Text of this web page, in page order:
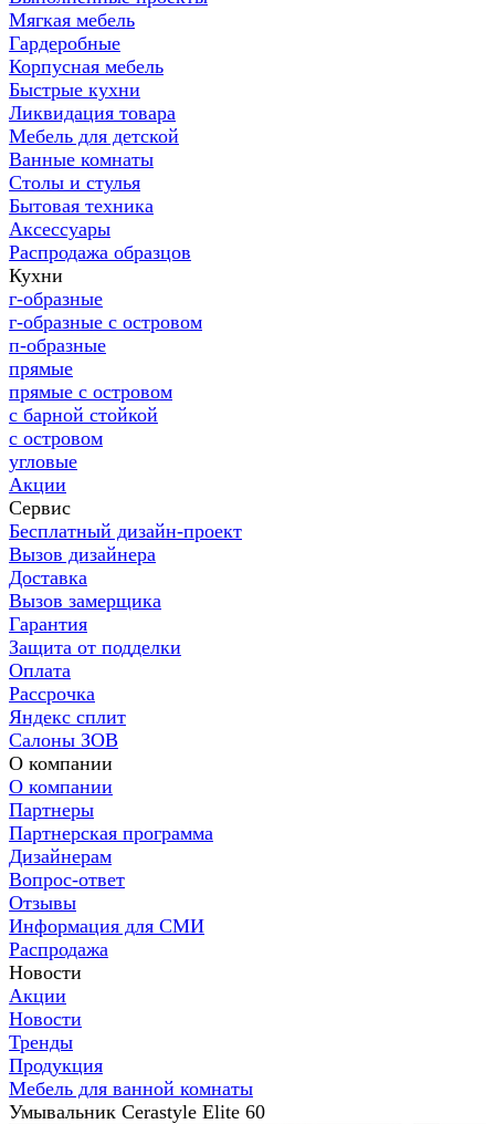
Мягкая мебель
Гардеробные
Корпусная мебель
Быстрые кухни
Ликвидация товара
Мебель для детской
Ванные комнаты
Столы и стулья
Бытовая техника
Аксессуары
Распродажа образцов
Кухни
г-образные
г-образные с островом
п-образные
прямые
прямые с островом
с барной стойкой
с островом
угловые
Акции
Сервис
Бесплатный дизайн-проект
Вызов дизайнера
Доставка
Вызов замерщика
Гарантия
Защита от подделки
Оплата
Рассрочка
Яндекс сплит
Салоны ЗОВ
О компании
О компании
Партнеры
Партнерская программа
Дизайнерам
Вопрос-ответ
Отзывы
Информация для СМИ
Распродажа
Новости
Акции
Новости
Тренды
Продукция
Мебель для ванной комнаты
Умывальник Cerastyle Elite 60